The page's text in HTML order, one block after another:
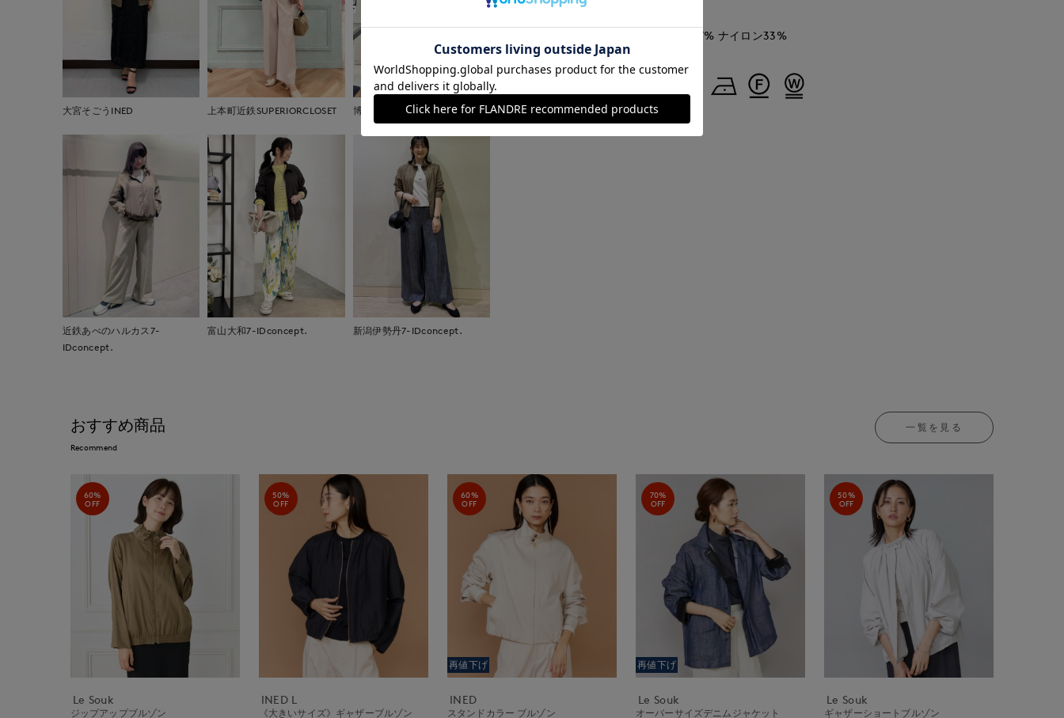
大宮そごうINED 上本町近鉄SUPERIORCLOSET 博多大丸7-IDconcept.
近鉄あべのハルカス7-
IDconcept.
富山大和7-IDconcept. 新潟伊勢丹7-IDconcept.
再生繊維（セルロース）67% ナイロン33%
■取扱い方法
取り扱いについて
おすすめ商品
Recommend
一覧を見る
60%
OFF
Le Souk
ジップアップブルゾン
50%
OFF
INED L
《大きいサイズ》ギャザーブルゾン
60%
OFF
再値下げ
INED
スタンドカラー ブルゾン
70%
OFF
再値下げ
Le Souk
オーバーサイズデニムジャケット
50%
OFF
Le Souk
ギャザーショートブルゾン